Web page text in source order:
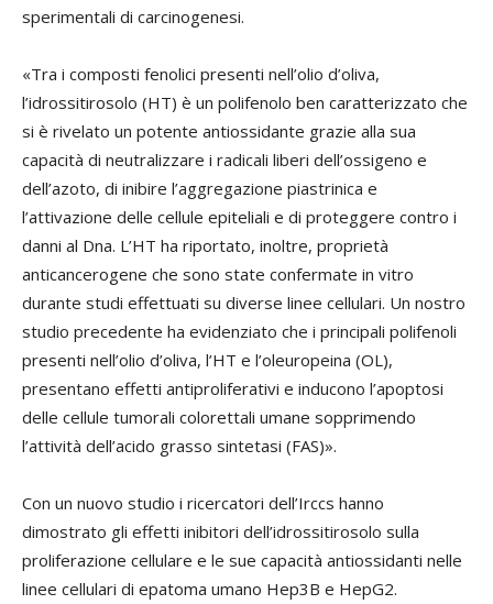
sperimentali di carcinogenesi.
«Tra i composti fenolici presenti nell’olio d’oliva,
l’idrossitirosolo (HT) è un polifenolo ben caratterizzato che
si è rivelato un potente antiossidante grazie alla sua
capacità di neutralizzare i radicali liberi dell’ossigeno e
dell’azoto, di inibire l’aggregazione piastrinica e
l’attivazione delle cellule epiteliali e di proteggere contro i
danni al Dna. L’HT ha riportato, inoltre, proprietà
anticancerogene che sono state confermate in vitro
durante studi effettuati su diverse linee cellulari. Un nostro
studio precedente ha evidenziato che i principali polifenoli
presenti nell’olio d’oliva, l’HT e l’oleuropeina (OL),
presentano effetti antiproliferativi e inducono l’apoptosi
delle cellule tumorali colorettali umane sopprimendo
l’attività dell’acido grasso sintetasi (FAS)».
Con un nuovo studio i ricercatori dell’Irccs hanno
dimostrato gli effetti inibitori dell’idrossitirosolo sulla
proliferazione cellulare e le sue capacità antiossidanti nelle
linee cellulari di epatoma umano Hep3B e HepG2.